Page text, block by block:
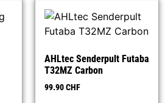
AHLtec Senderpult Futaba
T32MZ Carbon
99.90CHF